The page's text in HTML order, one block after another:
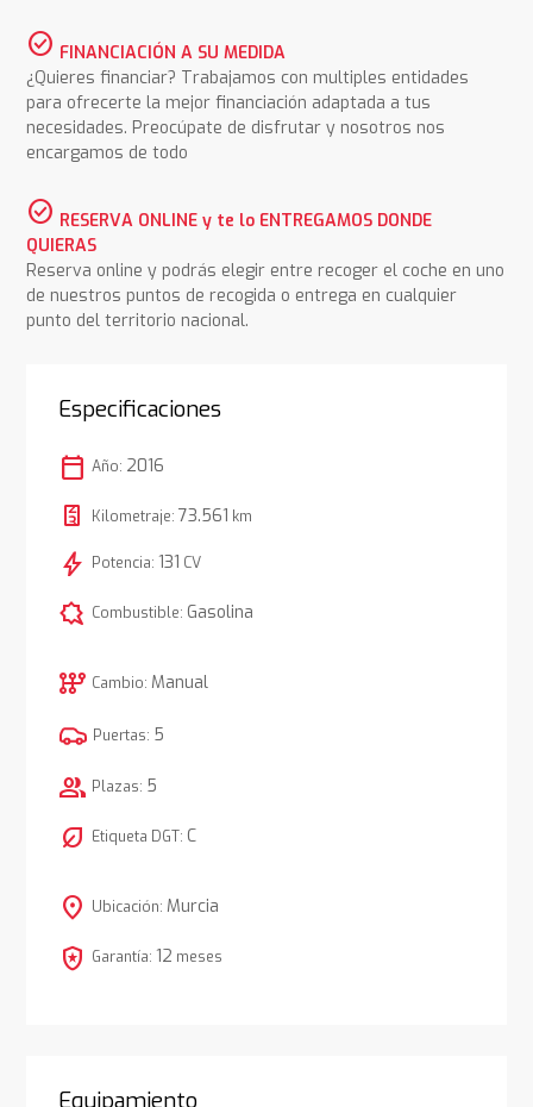
check_circle FINANCIACIÓN A SU MEDIDA
¿Quieres financiar? Trabajamos con multiples entidades
para ofrecerte la mejor financiación adaptada a tus
necesidades. Preocúpate de disfrutar y nosotros nos
encargamos de todo
check_circle RESERVA ONLINE y te lo ENTREGAMOS DONDE
QUIERAS
Reserva online y podrás elegir entre recoger el coche en uno
de nuestros puntos de recogida o entrega en cualquier
punto del territorio nacional.
Especificaciones
calendar_today Año: 2016
Kilometraje: 73.561 km
bolt Potencia: 131 CV
comic_bubble Combustible: Gasolina
auto_transmission Cambio: Manual
Puertas: 5
group Plazas: 5
nest_eco_leaf Etiqueta DGT: C
location_on Ubicación: Murcia
local_police Garantía: 12 meses
Equipamiento